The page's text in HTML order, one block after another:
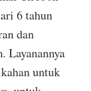
6 tahun
dan
Layanannya
untuk